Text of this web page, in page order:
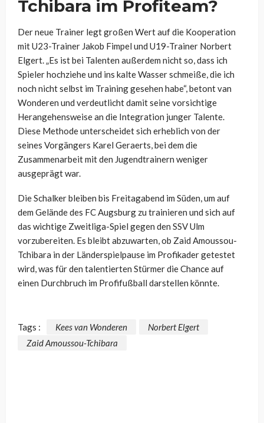
Tchibara im Profiteam?
Der neue Trainer legt großen Wert auf die Kooperation
mit U23-Trainer Jakob Fimpel und U19-Trainer Norbert
Elgert. „Es ist bei Talenten außerdem nicht so, dass ich
Spieler hochziehe und ins kalte Wasser schmeiße, die ich
noch nicht selbst im Training gesehen habe“, betont van
Wonderen und verdeutlicht damit seine vorsichtige
Herangehensweise an die Integration junger Talente.
Diese Methode unterscheidet sich erheblich von der
seines Vorgängers Karel Geraerts, bei dem die
Zusammenarbeit mit den Jugendtrainern weniger
ausgeprägt war.
Die Schalker bleiben bis Freitagabend im Süden, um auf
dem Gelände des FC Augsburg zu trainieren und sich auf
das wichtige Zweitliga-Spiel gegen den SSV Ulm
vorzubereiten. Es bleibt abzuwarten, ob Zaid Amoussou-
Tchibara in der Länderspielpause im Profikader getestet
wird, was für den talentierten Stürmer die Chance auf
einen Durchbruch im Profifußball darstellen könnte.
Tags : Kees van Wonderen
Norbert Elgert
Zaid Amoussou-Tchibara